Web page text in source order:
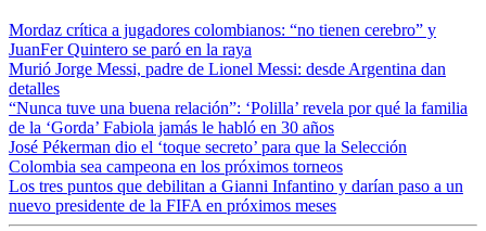
Mordaz crítica a jugadores colombianos: “no tienen cerebro” y
JuanFer Quintero se paró en la raya
Murió Jorge Messi, padre de Lionel Messi: desde Argentina dan
detalles
“Nunca tuve una buena relación”: ‘Polilla’ revela por qué la familia
de la ‘Gorda’ Fabiola jamás le habló en 30 años
José Pékerman dio el ‘toque secreto’ para que la Selección
Colombia sea campeona en los próximos torneos
Los tres puntos que debilitan a Gianni Infantino y darían paso a un
nuevo presidente de la FIFA en próximos meses